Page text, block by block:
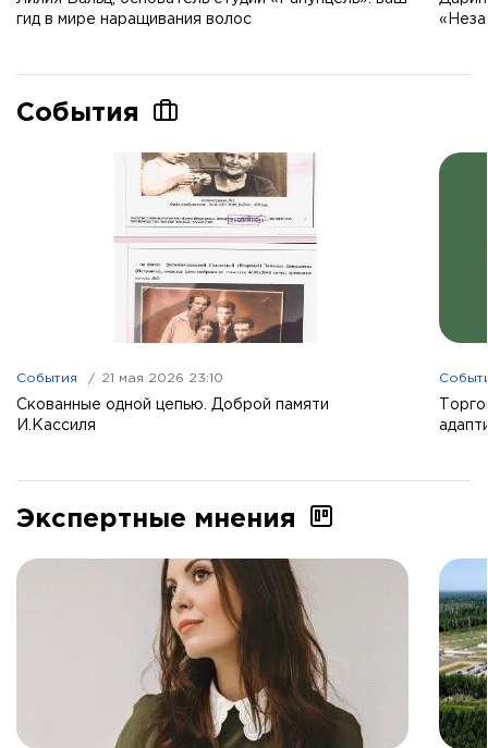
гид в мире наращивания волос
События
События 21 мая 2026 23:10
Скованные одной цепью. Доброй памяти
И.Кассиля
Экспертные мнения